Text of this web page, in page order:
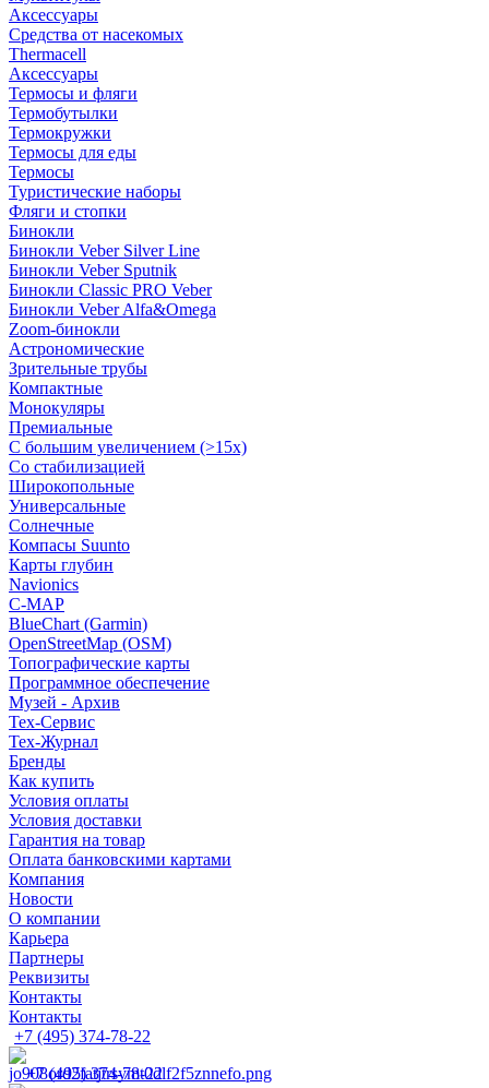
Аксессуары
Средства от насекомых
Thermacell
Аксессуары
Термосы и фляги
Термобутылки
Термокружки
Термосы для еды
Термосы
Туристические наборы
Фляги и стопки
Бинокли
Бинокли Veber Silver Line
Бинокли Veber Sputnik
Бинокли Classic PRO Veber
Бинокли Veber Alfa&Omega
Zoom-бинокли
Астрономические
Зрительные трубы
Компактные
Монокуляры
Премиальные
С большим увеличением (>15x)
Со стабилизацией
Широкопольные
Универсальные
Солнечные
Компасы Suunto
Карты глубин
Navionics
C-MAP
BlueChart (Garmin)
OpenStreetMap (OSM)
Топографические карты
Программное обеспечение
Музей - Архив
Tex-Сервис
Тех-Журнал
Бренды
Как купить
Условия оплаты
Условия доставки
Гарантия на товар
Оплата банковскими картами
Компания
Новости
О компании
Карьера
Партнеры
Реквизиты
Контакты
Контакты
+7 (495) 374-78-22
+7 (495) 374-78-22